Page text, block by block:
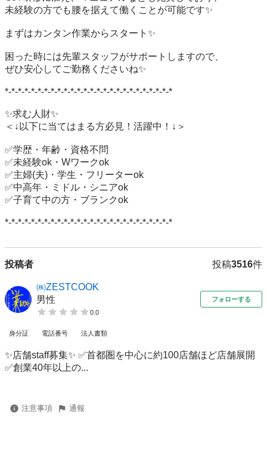
未経験の方でも腰を据えて働くことが可能です✨
まずはカンタン作業からスタート✨
困った時には先輩スタッフがサポートしますので、
ぜひ安心してご勤務くださいね✨
*-*-*-*-*-*-*-*-*-*-*-*-*-*-*-*-*-*-*-*-*-*-*-*-*-*
✨求む人財✨
＜↓以下に当てはまる方必見！活躍中！↓＞
✅学歴・年齢・資格不問
✅未経験ok・Wワークok
✅主婦(夫)・学生・フリーターok
✅中高年・ミドル・シニアok
✅子育て中の方・ブランクok
*-*-*-*-*-*-*-*-*-*-*-*-*-*-*-*-*-*-*-*-*-*-*-*-*-*
投稿者 投稿3516件
㈱ZESTCOOK
男性
0.0
フォローする
身分証 電話番号 法人書類
✨店舗staff募集✨ ✅首都圏を中心に約100店舗ほど店舗展開
✅創業40年以上の...
注意事項 通報